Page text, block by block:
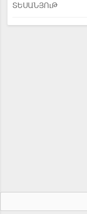
ՏԵՍԱՆՅՈւԹ